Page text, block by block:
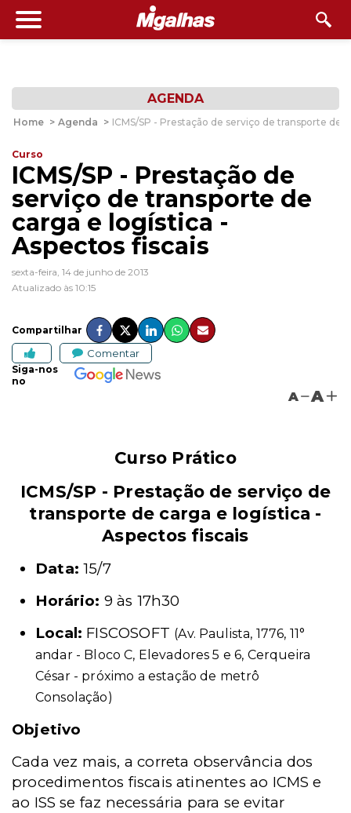
AGENDA
Home > Agenda > ICMS/SP - Prestação de serviço de transporte de
Curso
ICMS/SP - Prestação de
serviço de transporte de
carga e logística -
Aspectos fiscais
sexta-feira, 14 de junho de 2013
Atualizado às 10:15
Compartilhar
Comentar
Siga-nos
no
A A
Curso Prático
ICMS/SP - Prestação de serviço de
transporte de carga e logística -
Aspectos fiscais
Data: 15/7
Horário: 9 às 17h30
Local: FISCOSOFT (Av. Paulista, 1776, 11°
andar - Bloco C, Elevadores 5 e 6, Cerqueira
César - próximo a estação de metrô
Consolação)
Objetivo
Cada vez mais, a correta observância dos
procedimentos fiscais atinentes ao ICMS e
ao ISS se faz necessária para se evitar